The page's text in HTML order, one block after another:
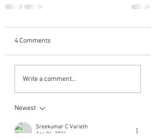
4 Comments
Write a comment...
Newest
Sreekumar C Varieth
Apr 06, 2024